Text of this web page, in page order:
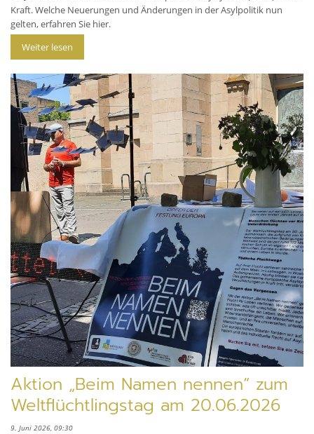
Kraft. Welche Neuerungen und Änderungen in der Asylpolitik nun
gelten, erfahren Sie hier.
Weiter lesen
Aktion „Beim Namen nennen“ zum
Weltflüchtlingstag am 20.06.2026
9. Juni 2026, 09:30